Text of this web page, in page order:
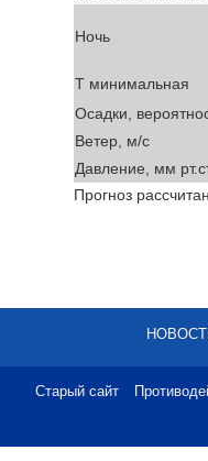
Ночь
T минимальная
Осадки,
Ветер, м/с
Давление, мм
Прогноз
Старый сайт